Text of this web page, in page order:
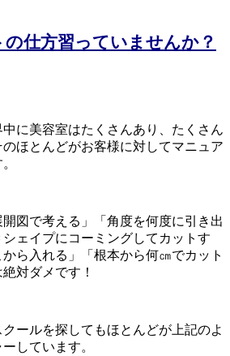
仕方習っていませんか？
に美容室はたくさんあり、たくさん
ほとんどがお客様に対してマニュア
図で考える」「角度を何度に引き出
ェイプにコーミングしてカットす
ら入れる」「根本から何㎝でカット
対ダメです！
ールを探してもほとんどが上記のよ
しています。